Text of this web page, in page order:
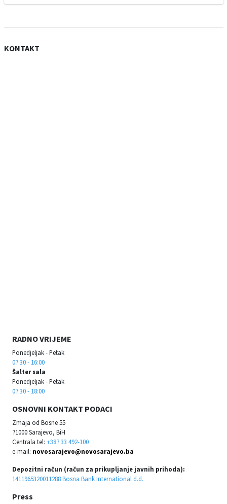
KONTAKT
RADNO VRIJEME
Ponedjeljak - Petak
07:30 - 16:00
Šalter sala
Ponedjeljak - Petak
07:30 - 18:00
OSNOVNI KONTAKT PODACI
Zmaja od Bosne 55
71000 Sarajevo, BiH
Centrala tel: +387 33 492-100
e-mail: novosarajevo@novosarajevo.ba
Depozitni račun (račun za prikupljanje javnih prihoda):
1411965320011288 Bosna Bank International d.d.
Press